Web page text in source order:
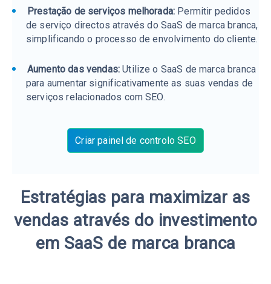
Prestação de serviços melhorada: Permitir pedidos
de serviço directos através do SaaS de marca branca,
simplificando o processo de envolvimento do cliente.
Aumento das vendas: Utilize o SaaS de marca branca
para aumentar significativamente as suas vendas de
serviços relacionados com SEO.
Criar painel de controlo SEO
Estratégias para maximizar as
vendas através do investimento
em SaaS de marca branca